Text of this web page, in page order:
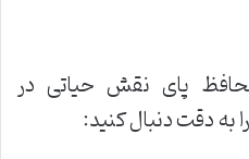
پای نقش حیاتی در
به دقت دنبال کنید: